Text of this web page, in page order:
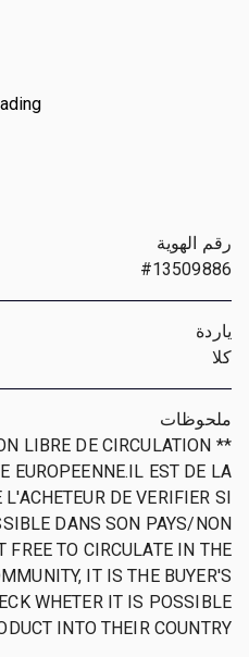
رقم الهوية
#13509886
ياردة
كلا
ملحوظات
LIBRE DE CIRCULATION
EUROPEENNE.IL EST DE LA
DE VERIFIER SI
DANS SON PAYS/NON
FREE TO CIRCULATE IN THE
IT IS THE BUYER'S
WHETER IT IS POSSIBLE
INTO THEIR COUNTRY.**